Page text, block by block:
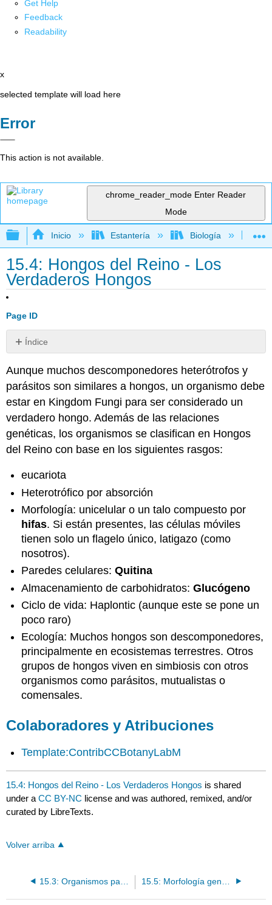
Get Help
Feedback
Readability
x
selected template will load here
Error
This action is not available.
chrome_reader_mode Enter Reader
Mode
Expandir/contraer jerarquía global
Inicio Estantería Biología
15.4: Hongos del Reino - Los
Verdaderos Hongos
Page ID
Índice
y
Atribuciones
Aunque muchos descomponedores heterótrofos y
parásitos son similares a hongos, un organismo debe
estar en Kingdom Fungi para ser considerado un
verdadero hongo. Además de las relaciones
genéticas, los organismos se clasifican en Hongos
del Reino con base en los siguientes rasgos:
eucariota
Heterotrófico por absorción
Morfología: unicelular o un talo compuesto por
hifas. Si están presentes, las células móviles
tienen solo un flagelo único, latigazo (como
nosotros).
Paredes celulares:Quitina
Almacenamiento de carbohidratos:Glucógeno
Ciclo de vida: Haplontic (aunque este se pone un
poco raro)
Ecología: Muchos hongos son descomponedores,
principalmente en ecosistemas terrestres. Otros
grupos de hongos viven en simbiosis con otros
organismos como parásitos, mutualistas o
comensales.
Colaboradores y Atribuciones
Template:ContribCCBotanyLabM
15.4: Hongos del Reino - Los Verdaderos Hongos is shared
under aCC BY-NC license and was authored, remixed, and/or
curated by LibreTexts.
Volver arriba